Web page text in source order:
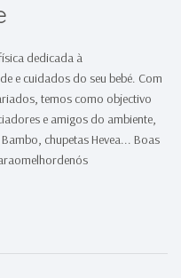
dedicada à
e cuidados do seu bebé. Com
temos como objectivo
e amigos do ambiente,
chupetas Hevea... Boas